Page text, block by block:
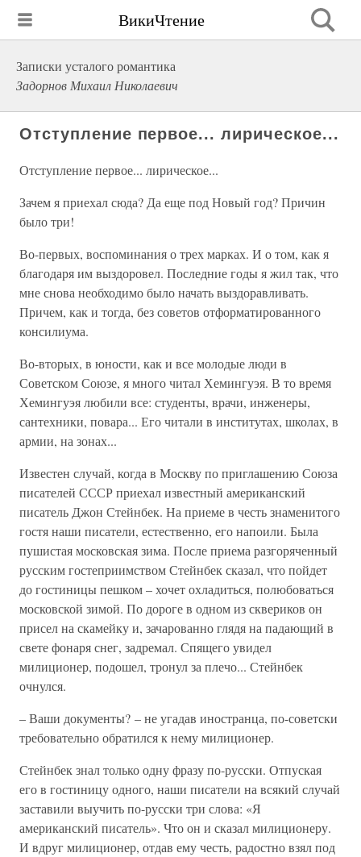
ВикиЧтение
Записки усталого романтика
Задорнов Михаил Николаевич
Отступление первое... лирическое...
Отступление первое... лирическое...
Зачем я приехал сюда? Да еще под Новый год? Причин
было три!
Во-первых, воспоминания о трех марках. И о том, как я
благодаря им выздоровел. Последние годы я жил так, что
мне снова необходимо было начать выздоравливать.
Причем, как и тогда, без советов отформатированного
консилиума.
Во-вторых, в юности, как и все молодые люди в
Советском Союзе, я много читал Хемингуэя. В то время
Хемингуэя любили все: студенты, врачи, инженеры,
сантехники, повара... Его читали в институтах, школах, в
армии, на зонах...
Известен случай, когда в Москву по приглашению Союза
писателей СССР приехал известный американский
писатель Джон Стейнбек. На приеме в честь знаменитого
гостя наши писатели, естественно, его напоили. Была
пушистая московская зима. После приема разгоряченный
русским гостеприимством Стейнбек сказал, что пойдет
до гостиницы пешком – хочет охладиться, полюбоваться
московской зимой. По дороге в одном из сквериков он
присел на скамейку и, зачарованно глядя на падающий в
свете фонаря снег, задремал. Спящего увидел
милиционер, подошел, тронул за плечо... Стейнбек
очнулся.
– Ваши документы? – не угадав иностранца, по-советски
требовательно обратился к нему милиционер.
Стейнбек знал только одну фразу по-русски. Отпуская
его в гостиницу одного, наши писатели на всякий случай
заставили выучить по-русски три слова: «Я
американский писатель». Что он и сказал милиционеру.
И вдруг милиционер, отдав ему честь, радостно взял под